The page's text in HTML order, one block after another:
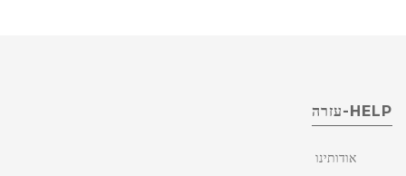
HELP-עזרה
אודותינו